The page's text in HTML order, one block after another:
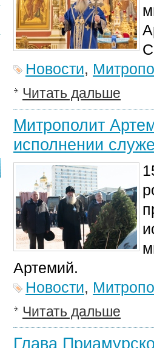
Новости,
Читать дальше
Митрополит
исполнении
Артемий.
Новости,
Читать дальше
Глава